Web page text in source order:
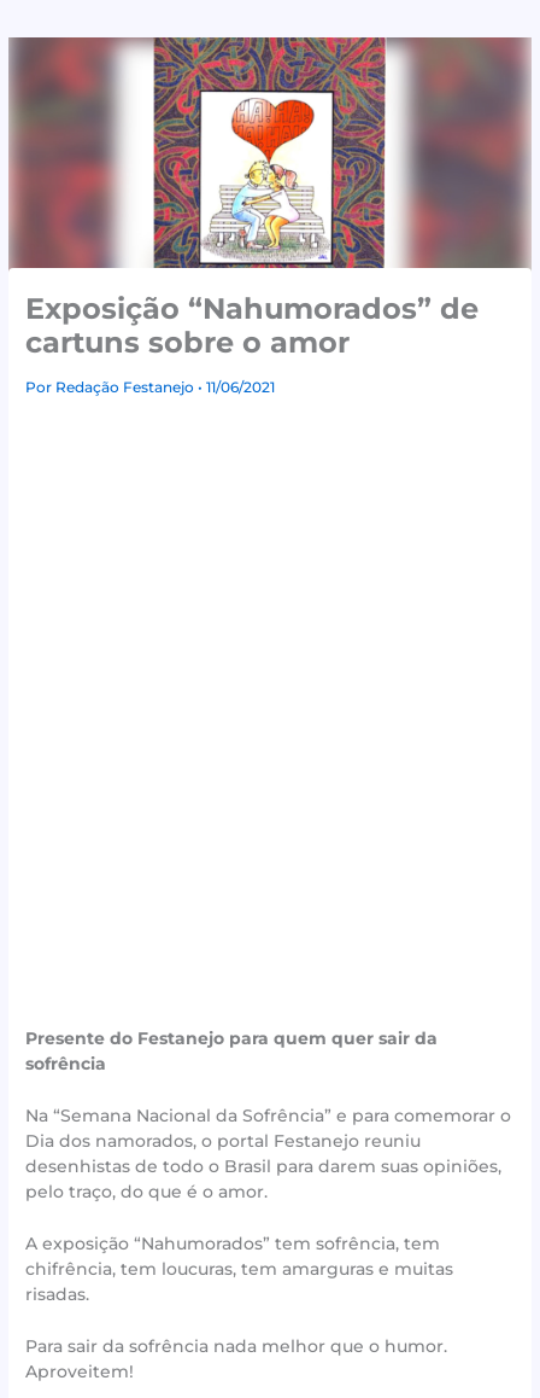
Exposição “Nahumorados” de
cartuns sobre o amor
Por Redação Festanejo• 11/06/2021
Presente do Festanejo para quem quer sair da
sofrência
Na “Semana Nacional da Sofrência” e para comemorar o
Dia dos namorados, o portal Festanejo reuniu
desenhistas de todo o Brasil para darem suas opiniões,
pelo traço, do que é o amor.
A exposição “Nahumorados” tem sofrência, tem
chifrência, tem loucuras, tem amarguras e muitas
risadas.
Para sair da sofrência nada melhor que o humor.
Aproveitem!